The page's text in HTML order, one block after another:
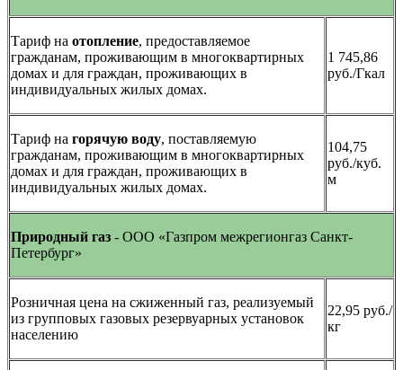
Тариф на отопление, предоставляемое
гражданам, проживающим в многоквартирных
домах и для граждан, проживающих в
индивидуальных жилых домах.
1 745,86
руб./Гкал
Тариф на горячую воду, поставляемую
гражданам, проживающим в многоквартирных
домах и для граждан, проживающих в
индивидуальных жилых домах.
104,75
руб./куб.
м
Природный газ - ООО «Газпром межрегионгаз Санкт-
Петербург»
Розничная цена на сжиженный газ, реализуемый
из групповых газовых резервуарных установок
населению
22,95 руб./
кг